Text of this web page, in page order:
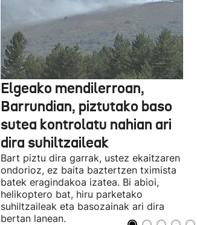
Elgeako mendilerroan,
Barrundian, piztutako baso
sutea kontrolatu nahian ari
dira suhiltzaileak
Bart piztu dira garrak, ustez ekaitzaren
ondorioz, ez baita baztertzen tximista
batek eragindakoa izatea. Bi abioi,
helikoptero bat, hiru parketako
suhiltzaileak eta basozainak ari dira
bertan lanean.